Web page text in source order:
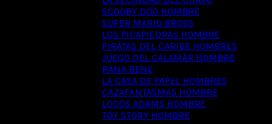
SCOOBY DOO HOMBRE
SUPER MARIO BROSS
LOS PICAPIEDRAS HOMBRE
PIRATAS DEL CARIBE HOMBRES
JUEGO DEL CALAMAR HOMBRE
RANA RENE
LA CASA DE PAPEL HOMBRES
CAZAFANTASMAS HOMBRE
LOCOS ADAMS HOMBRE
TOY STORY HOMBRE